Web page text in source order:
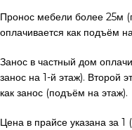
Пронос мебели более 25м
оплачивается как подъём
Занос в частный дом
занос на 1-й этаж). Второй
как занос (подъём на этаж).
Цена в прайсе указана за 1